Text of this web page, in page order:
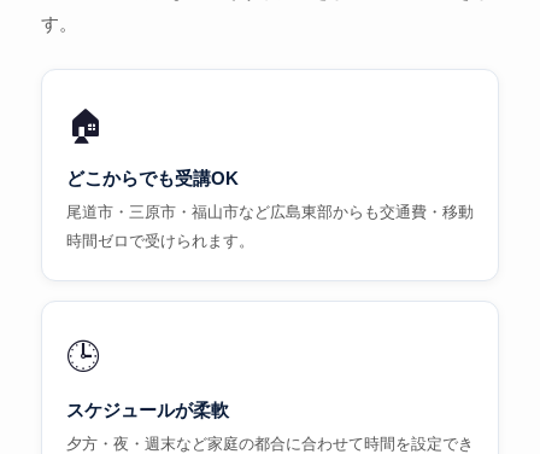
す。
🏠
どこからでも受講OK
尾道市・三原市・福山市など広島東部からも交通費・移動
時間ゼロで受けられます。
🕒
スケジュールが柔軟
夕方・夜・週末など家庭の都合に合わせて時間を設定でき